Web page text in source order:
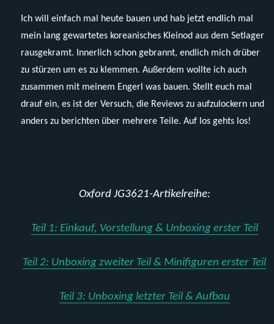
Ich will einfach mal heute bauen und hab jetzt endlich mal
mein lang gewartetes koreanisches Kleinod aus dem Setlager
rausgekramt. Innerlich schon gebrannt, endlich mich drüber
zu stürzen um es zu klemmen. Außerdem wollte ich auch
zusammen mit meinem Engerl was bauen. Stellt euch mal
drauf ein, es ist der Versuch, die Reviews zu aufzulockern und
anders zu berichten über mehrere Teile. Auf los gehts los!
Oxford JG3621-Artikelreihe:
Teil 1: Einkauf, Vorstellung & Unboxing erster Teil
Teil 2: Unboxing zweiter Teil & Minifiguren erster Teil
Teil 3: Unboxing letzter Teil & Aufbau